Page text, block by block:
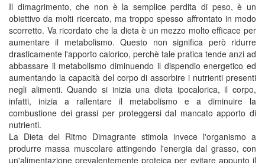
Il dimagrimento, che non è la semplice perdita di peso, è un
obiettivo da molti ricercato, ma troppo spesso affrontato in modo
scorretto. Va ricordato che la dieta è un mezzo molto efficace per
aumentare il metabolismo. Questo non significa però ridurre
drasticamente l'apporto calorico, perchè tale pratica tende anzi ad
abbassare il metabolismo diminuendo il dispendio energetico ed
aumentando la capacità del corpo di assorbire i nutrienti presenti
negli alimenti. Quando si inizia una dieta ipocalorica, il corpo,
infatti, inizia a rallentare il metabolismo e a diminuire la
combustione dei grassi per proteggersi dal mancato apporto di
nutrienti.
La Dieta del Ritmo Dimagrante stimola invece l'organismo a
produrre massa muscolare attingendo l'energia dal grasso, con
un'alimentazione prevalentemente proteica per evitare appunto il